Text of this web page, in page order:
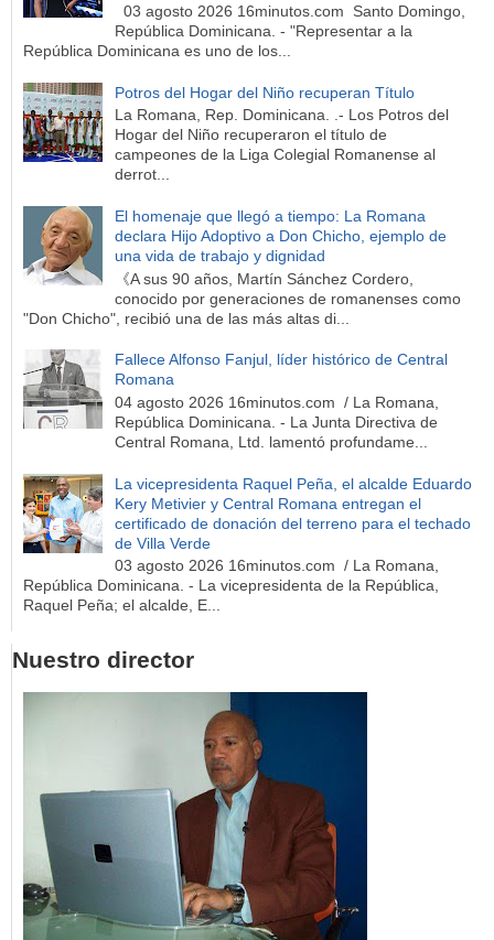
03 agosto 2026 16minutos.com Santo Domingo,
República Dominicana. - "Representar a la
República Dominicana es uno de los...
Potros del Hogar del Niño recuperan Título
La Romana, Rep. Dominicana. .- Los Potros del
Hogar del Niño recuperaron el título de
campeones de la Liga Colegial Romanense al
derrot...
El homenaje que llegó a tiempo: La Romana
declara Hijo Adoptivo a Don Chicho, ejemplo de
una vida de trabajo y dignidad
《A sus 90 años, Martín Sánchez Cordero,
conocido por generaciones de romanenses como
"Don Chicho", recibió una de las más altas di...
Fallece Alfonso Fanjul, líder histórico de Central
Romana
04 agosto 2026 16minutos.com / La Romana,
República Dominicana. - La Junta Directiva de
Central Romana, Ltd. lamentó profundame...
La vicepresidenta Raquel Peña, el alcalde Eduardo
Kery Metivier y Central Romana entregan el
certificado de donación del terreno para el techado
de Villa Verde
03 agosto 2026 16minutos.com / La Romana,
República Dominicana. - La vicepresidenta de la República,
Raquel Peña; el alcalde, E...
Nuestro director